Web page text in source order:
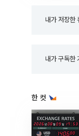
내가 저장한
내가 구독한
한 컷